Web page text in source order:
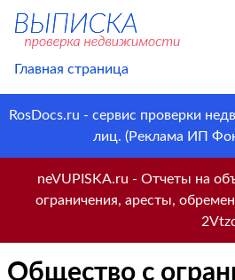
Главная страница
RosDocs.ru - сервис проверки
лиц. (Реклама ИП
neVUPISKA.ru - Отчеты на
ограничения, аресты,
Общество с